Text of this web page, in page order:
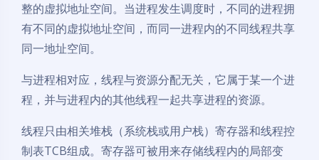
整的虚拟地址空间。当进程发生调度时，不同的进程拥
有不同的虚拟地址空间，而同一进程内的不同线程共享
同一地址空间。
与进程相对应，线程与资源分配无关，它属于某一个进
程，并与进程内的其他线程一起共享进程的资源。
线程只由相关堆栈（系统栈或用户栈）寄存器和线程控
制表TCB组成。寄存器可被用来存储线程内的局部变